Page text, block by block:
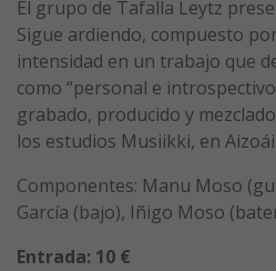
El grupo de Tafalla Leytz
Sigue ardiendo, compuesto
intensidad en un trabajo que
como “personal e
grabado, producido y
los estudios Musiikki, en
Componentes: Manu Moso
García (bajo), Iñigo Moso
Entrada: 10 €